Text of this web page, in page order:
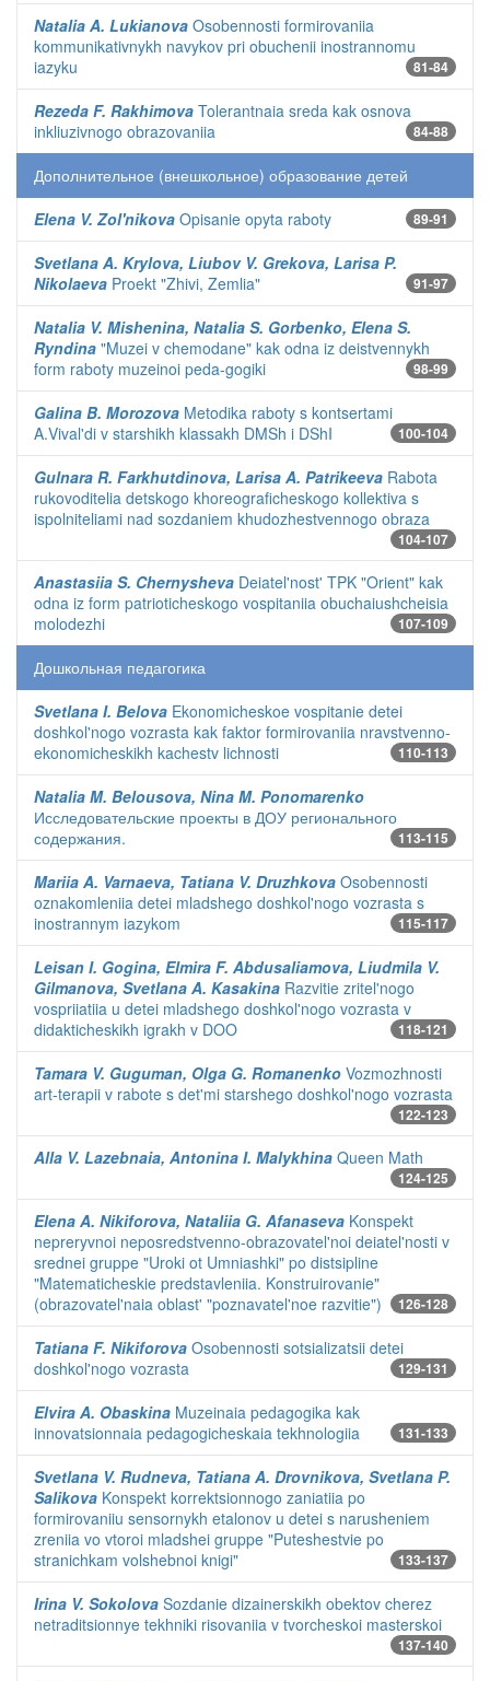
Natalia A. Lukianova Osobennosti formirovaniia
kommunikativnykh navykov pri obuchenii inostrannomu
iazyku
81-84
Rezeda F. Rakhimova Tolerantnaia sreda kak osnova
inkliuzivnogo obrazovaniia
84-88
Дополнительное (внешкольное) образование детей
Elena V. Zol'nikova Opisanie opyta raboty 89-91
Svetlana A. Krylova, Liubov V. Grekova, Larisa P.
Nikolaeva Proekt "Zhivi, Zemlia" 91-97
Natalia V. Mishenina, Natalia S. Gorbenko, Elena S.
Ryndina "Muzei v chemodane" kak odna iz deistvennykh
form raboty muzeinoi peda-gogiki
98-99
Galina B. Morozova Metodika raboty s kontsertami
A.Vival'di v starshikh klassakh DMSh i DShI
100-104
Gulnara R. Farkhutdinova, Larisa A. Patrikeeva Rabota
rukovoditelia detskogo khoreograficheskogo kollektiva s
ispolniteliami nad sozdaniem khudozhestvennogo obraza
104-107
Anastasiia S. Chernysheva Deiatel'nost' TPK "Orient" kak
odna iz form patrioticheskogo vospitaniia obuchaiushcheisia
molodezhi
107-109
Дошкольная педагогика
Svetlana I. Belova Ekonomicheskoe vospitanie detei
doshkol'nogo vozrasta kak faktor formirovaniia nravstvenno-
ekonomicheskikh kachestv lichnosti
110-113
Natalia M. Belousova, Nina M. Ponomarenko
Исследовательские проекты в ДОУ регионального
содержания.
113-115
Mariia A. Varnaeva, Tatiana V. Druzhkova Osobennosti
oznakomleniia detei mladshego doshkol'nogo vozrasta s
inostrannym iazykom
115-117
Leisan I. Gogina, Elmira F. Abdusaliamova, Liudmila V.
Gilmanova, Svetlana A. Kasakina Razvitie zritel'nogo
vospriiatiia u detei mladshego doshkol'nogo vozrasta v
didakticheskikh igrakh v DOO
118-121
Tamara V. Guguman, Olga G. Romanenko Vozmozhnosti
art-terapii v rabote s det'mi starshego doshkol'nogo vozrasta
122-123
Alla V. Lazebnaia, Antonina I. Malykhina Queen Math
124-125
Elena A. Nikiforova, Nataliia G. Afanaseva Konspekt
nepreryvnoi neposredstvenno-obrazovatel'noi deiatel'nosti v
srednei gruppe "Uroki ot Umniashki" po distsipline
"Matematicheskie predstavleniia. Konstruirovanie"
(obrazovatel'naia oblast' "poznavatel'noe razvitie")
126-128
Tatiana F. Nikiforova Osobennosti sotsializatsii detei
doshkol'nogo vozrasta
129-131
Elvira A. Obaskina Muzeinaia pedagogika kak
innovatsionnaia pedagogicheskaia tekhnologiia
131-133
Svetlana V. Rudneva, Tatiana A. Drovnikova, Svetlana P.
Salikova Konspekt korrektsionnogo zaniatiia po
formirovaniiu sensornykh etalonov u detei s narusheniem
zreniia vo vtoroi mladshei gruppe "Puteshestvie po
stranichkam volshebnoi knigi"
133-137
Irina V. Sokolova Sozdanie dizainerskikh obektov cherez
netraditsionnye tekhniki risovaniia v tvorcheskoi masterskoi
137-140